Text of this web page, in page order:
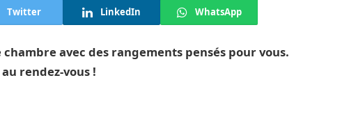
Twitter LinkedIn WhatsApp
avec des rangements pensés pour vous.
rendez-vous !